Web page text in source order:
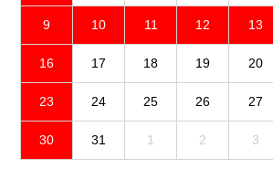
9 10 11 12 13
16 17 18 19 20
23 24 25 26 27
30 31 1 2 3